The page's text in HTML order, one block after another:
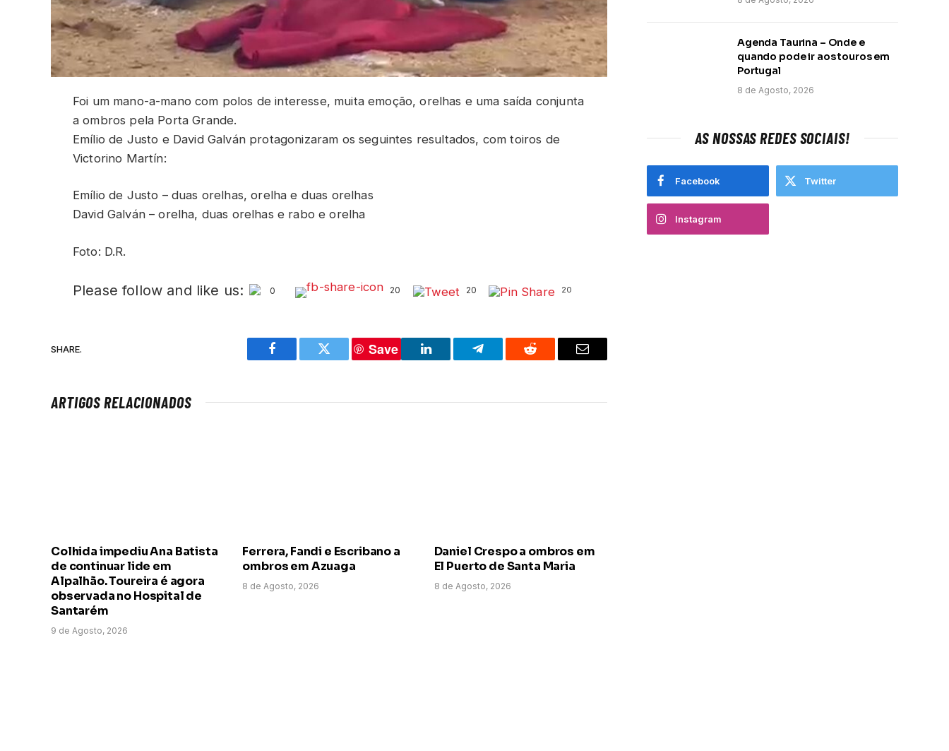
Foi um mano-a-mano com polos de interesse, muita emoção, orelhas e uma saída conjunta
a ombros pela Porta Grande.
Emílio de Justo e David Galván protagonizaram os seguintes resultados, com toiros de
Victorino Martín:
Emílio de Justo – duas orelhas, orelha e duas orelhas
David Galván – orelha, duas orelhas e rabo e orelha
Foto: D.R.
Please follow and like us: 0 20 20 20
SHARE.
Facebook Twitter
Save
LinkedIn Telegram Reddit Email
ARTIGOS RELACIONADOS
Colhida impediu Ana Batista
de continuar lide em
Alpalhão. Toureira é agora
observada no Hospital de
Santarém
9 de Agosto, 2026
Ferrera, Fandi e Escribano a
ombros em Azuaga
8 de Agosto, 2026
Daniel Crespo a ombros em
El Puerto de Santa Maria
8 de Agosto, 2026
Agenda Taurina – Onde e
quando pode ir aos touros em
Portugal
8 de Agosto, 2026
AS NOSSAS REDES SOCIAIS!
Facebook Twitter
Instagram